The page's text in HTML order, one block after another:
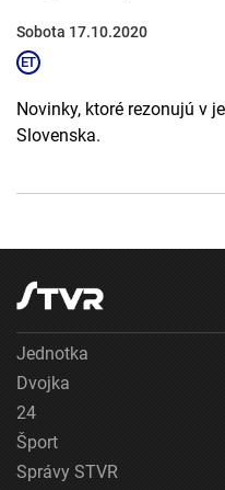
Sobota 17.10.2020
Novinky, ktoré rezonujú v
Slovenska.
Jednotka
Dvojka
24
Šport
Správy STVR